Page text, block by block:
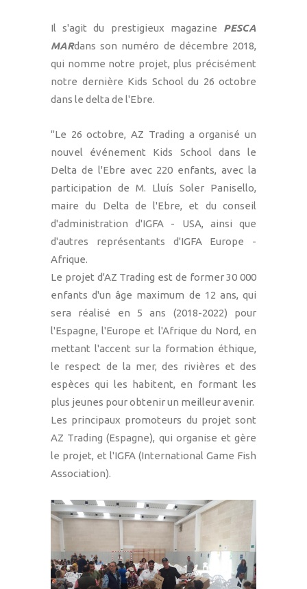
Il s'agit du prestigieux magazine PESCA
MARdans son numéro de décembre 2018,
qui nomme notre projet, plus précisément
notre dernière Kids School du 26 octobre
dans le delta de l'Ebre.
"Le 26 octobre, AZ Trading a organisé un
nouvel événement Kids School dans le
Delta de l'Ebre avec 220 enfants, avec la
participation de M. Lluís Soler Panisello,
maire du Delta de l'Ebre, et du conseil
d'administration d'IGFA - USA, ainsi que
d'autres représentants d'IGFA Europe -
Afrique.
Le projet d'AZ Trading est de former 30 000
enfants d'un âge maximum de 12 ans, qui
sera réalisé en 5 ans (2018-2022) pour
l'Espagne, l'Europe et l'Afrique du Nord, en
mettant l'accent sur la formation éthique,
le respect de la mer, des rivières et des
espèces qui les habitent, en formant les
plus jeunes pour obtenir un meilleur avenir.
Les principaux promoteurs du projet sont
AZ Trading (Espagne), qui organise et gère
le projet, et l'IGFA (International Game Fish
Association).